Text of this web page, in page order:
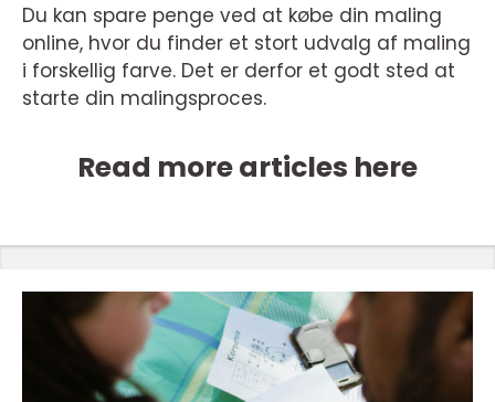
Du kan spare penge ved at købe din maling
online, hvor du finder et stort udvalg af maling
i forskellig farve. Det er derfor et godt sted at
starte din malingsproces.
Read more articles here